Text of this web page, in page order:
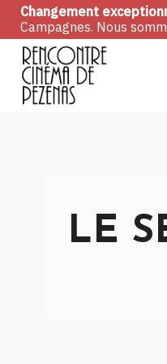
Skip
content
Changement
Campagnes. Nous
LE